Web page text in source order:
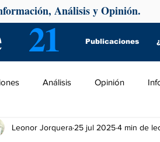
21 Publicaciones
Análisis y Opinión.
Análisis Opinión
Leonor Jorquera 25 jul 20254 min de